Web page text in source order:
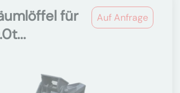
Auf Anfrage
für